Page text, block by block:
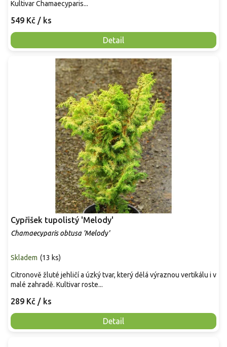
549 Kč / ks
Detail
Kultivar Chamaecyparis...
Cypřišek tupolistý 'Melody'
Chamaecyparis obtusa 'Melody'
Skladem (13 ks)
289 Kč / ks
Detail
Citronově žluté jehličí a úzký tvar, který dělá výraznou vertikálu i v
malé zahradě. Kultivar roste...